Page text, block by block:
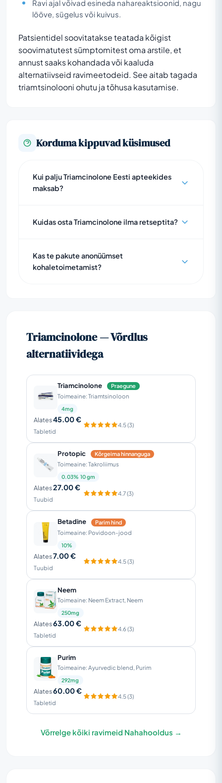
Ravi ajal võivad esineda nahareaktsioonid, nagu
lööve, sügelus või kuivus.
Patsientidel soovitatakse teatada kõigist
soovimatutest sümptomitest oma arstile, et
annust saaks kohandada või kaaluda
alternatiivseid ravimeetodeid. See aitab tagada
triamtsinolooni ohutu ja tõhusa kasutamise.
Korduma kippuvad küsimused
Kui palju Triamcinolone Eesti apteekides
maksab?
Kuidas osta Triamcinolone ilma retseptita?
Kas te pakute anonüümset
kohaletoimetamist?
Triamcinolone — Võrdlus
alternatiividega
Triamcinolone Praegune
Toimeaine: Triamtsinoloon
4mg
Alates45.00 €
Tabletid
4.5 (3)
Protopic Kõrgeima hinnanguga
Toimeaine: Takroliimus
0.03% 10 gm
Alates27.00 €
Tuubid
4.7 (3)
Betadine Parim hind
Toimeaine: Povidoon-jood
10%
Alates7.00 €
Tuubid
4.5 (3)
Neem
Toimeaine: Neem Extract, Neem
250mg
Alates63.00 €
Tabletid
4.6 (3)
Purim
Toimeaine: Ayurvedic blend, Purim
292mg
Alates60.00 €
Tabletid
4.5 (3)
Võrrelge kõiki ravimeid Nahahooldus →